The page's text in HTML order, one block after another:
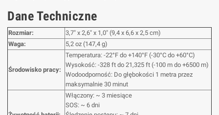
Dane Techniczne
Rozmiar:
3,7" x 2,6" x 1,0" (9,4 x 6,6 x 2,5 cm)
Waga:
5,2 oz (147,4 g)
Środowisko pracy:
Temperatura: -22°F do +140°F (-30°C do +60°C)
Wysokość: -328 ft do 21,325 ft (-100 m do +6500 m)
Wodoodporność: Do głębokości 1 metra przez
maksymalnie 30 minut
Włączony: ~ 3 miesiące
SOS: ~ 6 dni